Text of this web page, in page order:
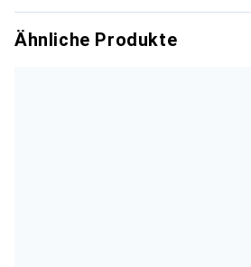
Ähnliche Produkte